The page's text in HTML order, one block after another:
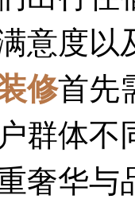
意度
修首先
群体
奢华与